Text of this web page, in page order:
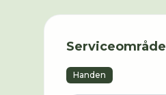
Serviceområde
Handen